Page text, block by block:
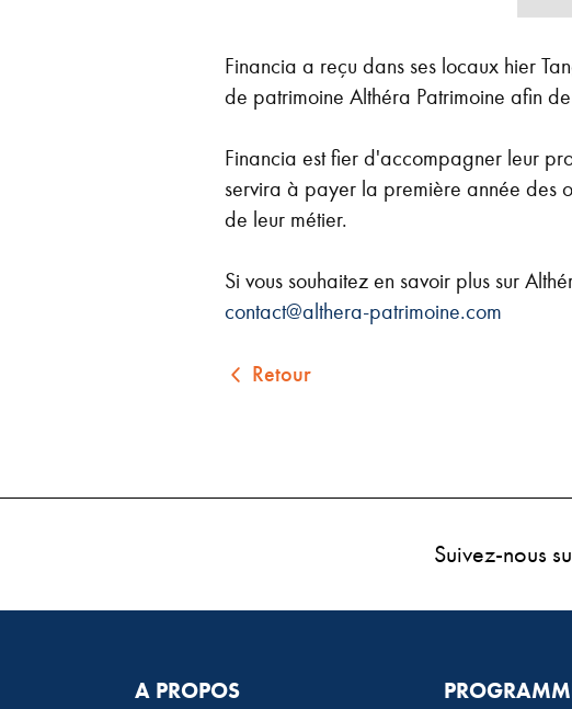
Financia a reçu dans ses locaux hier
de patrimoine Althéra Patrimoine afin
Financia est fier d'accompagner leur
servira à payer la première année des
de leur métier.
Si vous souhaitez en savoir plus sur
contact@althera-patrimoine.com
Retour
Suivez-nous
A PROPOS